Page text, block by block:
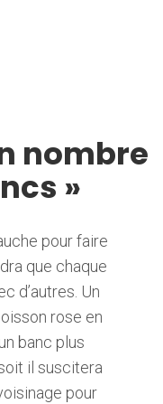
nombre
»
pour faire
que chaque
d’autres. Un
rose en
banc plus
il suscitera
pour